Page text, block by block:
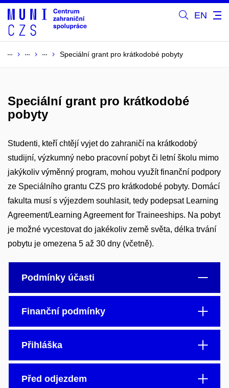
EN
Speciální grant pro krátkodobé pobyty
Speciální grant pro krátkodobé
pobyty
Studenti, kteří chtějí vyjet do zahraničí na krátkodobý
studijní, výzkumný nebo pracovní pobyt či letní školu mimo
jakýkoliv výměnný program, mohou využít finanční podpory
ze Speciálního grantu CZS pro krátkodobé pobyty. Domácí
fakulta musí s výjezdem souhlasit, tedy podepsat Learning
Agreement/Learning Agreement for Traineeships. Na pobyt
je možné vycestovat do jakékoliv země světa, délka trvání
pobytu je omezena 5 až 30 dny (včetně).
Podmínky účasti
Finanční podmínky
Přihláška
Před odjezdem